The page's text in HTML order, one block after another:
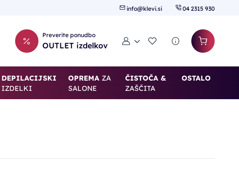
info@klevi.si 04 2315 930
Preverite ponudbo
OUTLET izdelkov Moj računSeznam želja
DEPILACIJSKI
IZDELKI
OPREMAZA
SALONE
ČISTOČA &
ZAŠČITA
OSTALO